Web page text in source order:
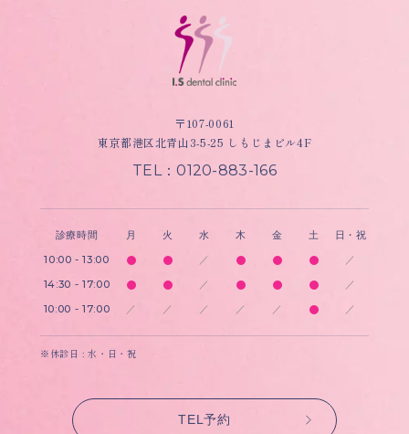
〒107-0061
東京都港区北青山3-5-25 しもじまビル4F
TEL：0120-883-166
診療時間 月 火 水 木 金 土 日・祝
10:00 - 13:00 ／ ／
14:30 - 17:00 ／ ／
10:00 - 17:00 ／ ／ ／ ／ ／ ／
※休診日 : 水・日・祝
TEL予約